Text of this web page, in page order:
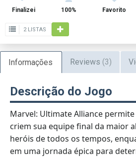
Finalizei 100% Favorito
2 LISTAS
Informações Reviews (3)
Descrição do Jogo
Marvel: Ultimate Alliance
criem sua equipe final da maior
heróis de todos os tempos,
em uma jornada épica para